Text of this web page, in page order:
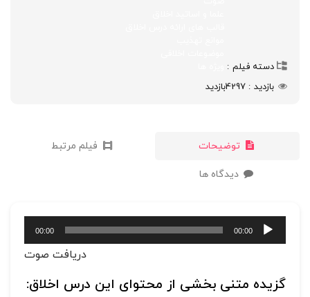
دسته فیلم
بازدید
4297بازدید
توضیحات فیلم مرتبط
دیدگاه ها
پخش‌کننده
صوت
00:00
00:00
دریافت صوت
گزیده متنی بخشی از محتوای این درس اخلاق: